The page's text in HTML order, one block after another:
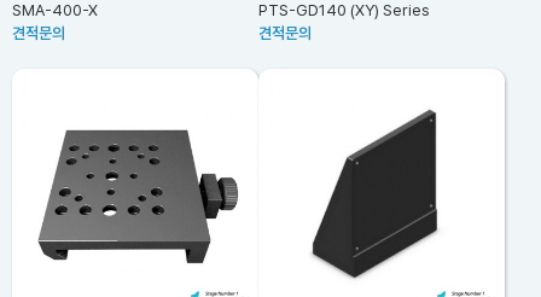
SMA-400-X
견적문의
PTS-GD140 (XY) Series
견적문의